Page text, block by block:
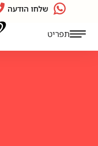
תפריט
שלחו הודעה